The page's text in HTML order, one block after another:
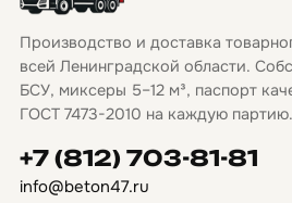
Производство и доставка
всей Ленинградской области.
БСУ, миксеры 5–12 м³, паспорт
ГОСТ 7473-2010 на каждую партию.
+7 (812) 703-81-81
info@beton47.ru